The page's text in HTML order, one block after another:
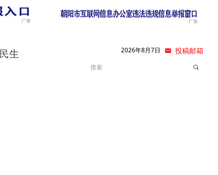
끠
民生
낂 投稿邮箱
2026年8月7日